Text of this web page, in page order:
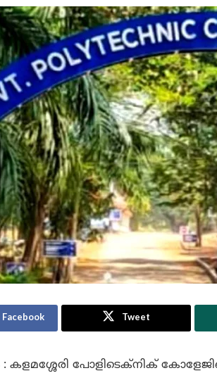
Tweet
പോളിടെക്നിക്